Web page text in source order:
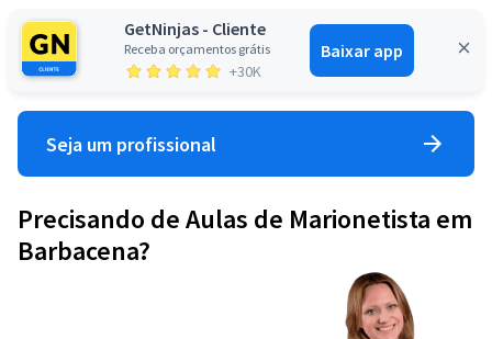
GetNinjas - Cliente
Receba orçamentos grátis
+30K
Baixar app
Entrar
Seja um profissional
Precisando de Aulas de Marionetista em
Barbacena?